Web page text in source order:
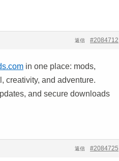
#2084712
返信
in one place: mods,
creativity, and adventure.
and secure downloads
#2084725
返信